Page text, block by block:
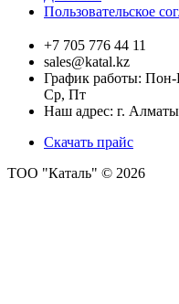
Пользовательское
+7 705 776 44 11
sales@katal.kz
График работы:
Ср, Пт
Наш адрес: г.
Скачать прайс
ТОО "Каталь" © 2026